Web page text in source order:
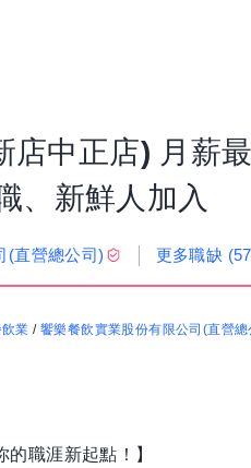
店中正店) 月薪
、新鮮人加入
(直營總公司) 更多職缺
業 /饗樂餐飲實業股份有限公司(直營總
的職涯新起點！】